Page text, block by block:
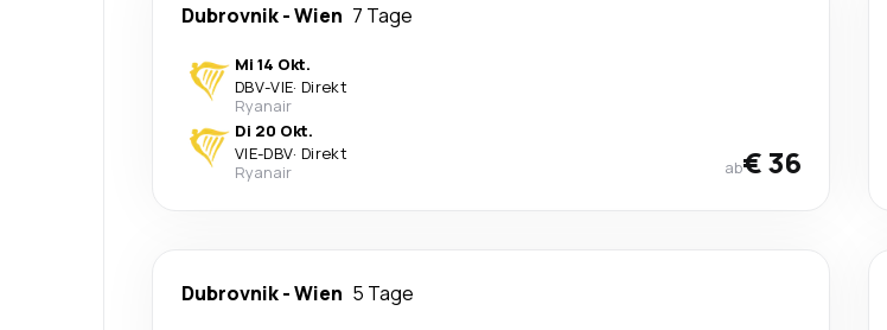
Dubrovnik-Wien 7 Tage
Mi 14 Okt.
DBV-VIE· Direkt
Ryanair
Di 20 Okt.
VIE-DBV· Direkt
Ryanair
ab€ 36
Dubrovnik-Wien 5 Tage